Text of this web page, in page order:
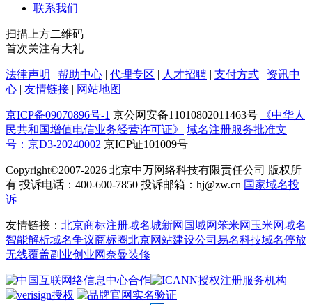
联系我们
扫描上方二维码
首次关注有大礼
法律声明 | 帮助中心 | 代理专区 | 人才招聘 | 支付方式 | 资讯中
心 | 友情链接 | 网站地图
京ICP备09070896号-1 京公网安备11010802011463号
《中华人
民共和国增值电信业务经营许可证》
域名注册服务批准文
号：京D3-20240002 京ICP证101009号
Copyright©2007-2026 北京中万网络科技有限责任公司 版权所
有 投诉电话：400-600-7850 投诉邮箱：hj@zw.cn 国家域名投
诉
友情链接： 北京商标注册域名城新网 国域网笨米网 玉米网域名
智能解析域名争议商标圈北京网站建设公司 易名科技域名停放
无线覆盖副业创业网奈曼装修